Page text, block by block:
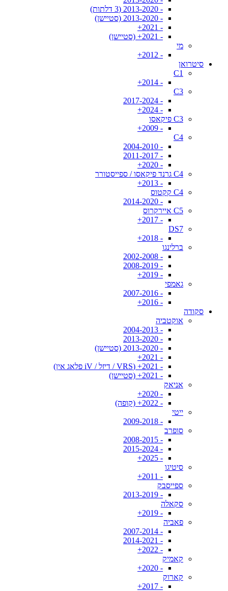
- 2013-2020 (3 דלתות)
- 2013-2020 (סטיישן)
- 2021+
- 2021+ (סטיישן)
מי
- 2012+
סיטרואן
C1
- 2014+
C3
- 2017-2024
- 2024+
C3 פיקאסו
- 2009+
C4
- 2004-2010
- 2011-2017
- 2020+
C4 גרנד פיקאסו / ספייסטורר
- 2013+
C4 קקטוס
- 2014-2020
C5 איירקרוס
- 2017+
DS7
- 2018+
ברלינגו
- 2002-2008
- 2008-2019
- 2019+
גאמפי
- 2007-2016
- 2016+
סקודה
אוקטביה
- 2004-2013
- 2013-2020
- 2013-2020 (סטיישן)
- 2021+
- 2021+ (VRS / דיזל / iV פלאג אין)
- 2021+ (סטיישן)
אניאק
- 2020+
- 2022+ (קופה)
ייטי
- 2009-2018
סופרב
- 2008-2015
- 2015-2024
- 2025+
סיטיגו
- 2011+
ספייסבק
- 2013-2019
סקאלה
- 2019+
פאביה
- 2007-2014
- 2014-2021
- 2022+
קאמיק
- 2020+
קארוק
- 2017+